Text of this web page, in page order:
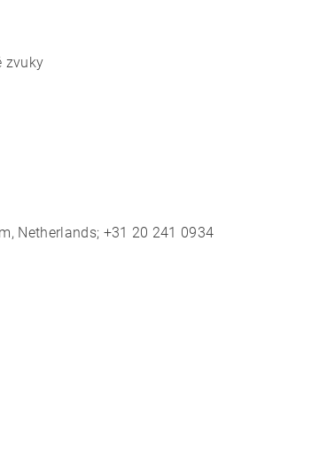
zvuky
Netherlands; +31 20 241 0934